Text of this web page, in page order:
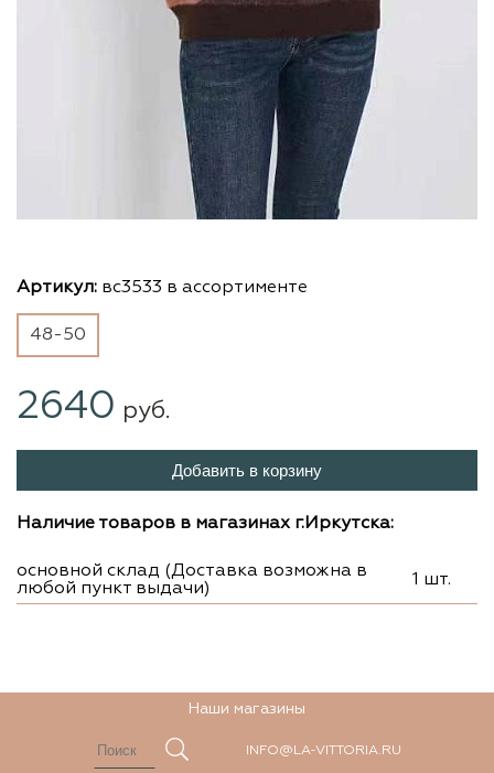
Артикул: вс3533 в ассортименте
48-50
2640 руб.
Добавить в корзину
Наличие товаров в магазинах г.Иркутска:
основной склад (Доставка возможна в
любой пункт выдачи)
1 шт.
Наши магазины
INFO@LA-VITTORIA.RU